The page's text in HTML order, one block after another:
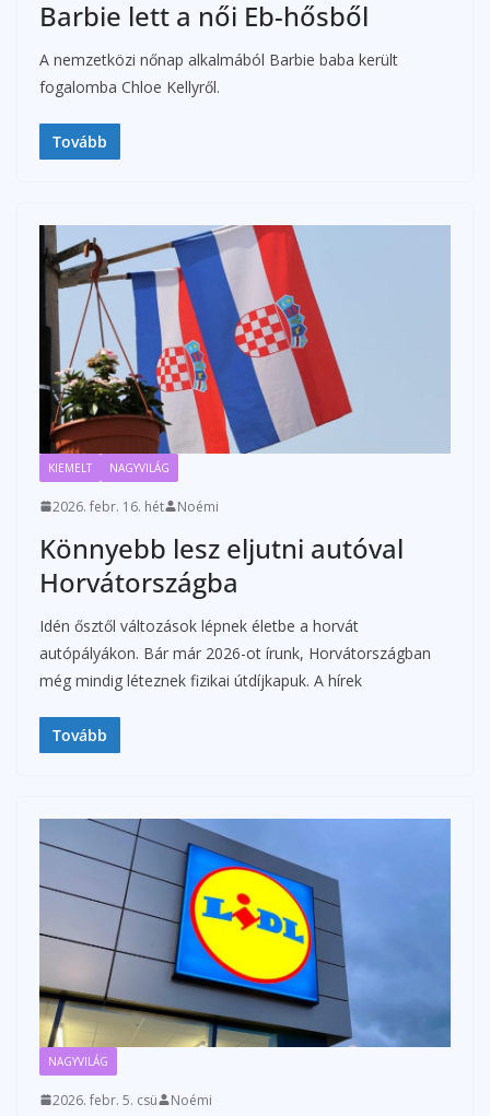
Barbie lett a női Eb-hősből
A nemzetközi nőnap alkalmából Barbie baba került
fogalomba Chloe Kellyről.
Tovább
KIEMELT NAGYVILÁG
2026. febr. 16. hét Noémi
Könnyebb lesz eljutni autóval
Horvátországba
Idén ősztől változások lépnek életbe a horvát
autópályákon. Bár már 2026-ot írunk, Horvátországban
még mindig léteznek fizikai útdíjkapuk. A hírek
Tovább
NAGYVILÁG
2026. febr. 5. csü Noémi